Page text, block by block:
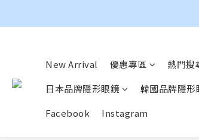
New Arrival 優惠專區 熱門搜
日本品牌隱形眼鏡
韓國品牌隱形
Facebook
Instagram